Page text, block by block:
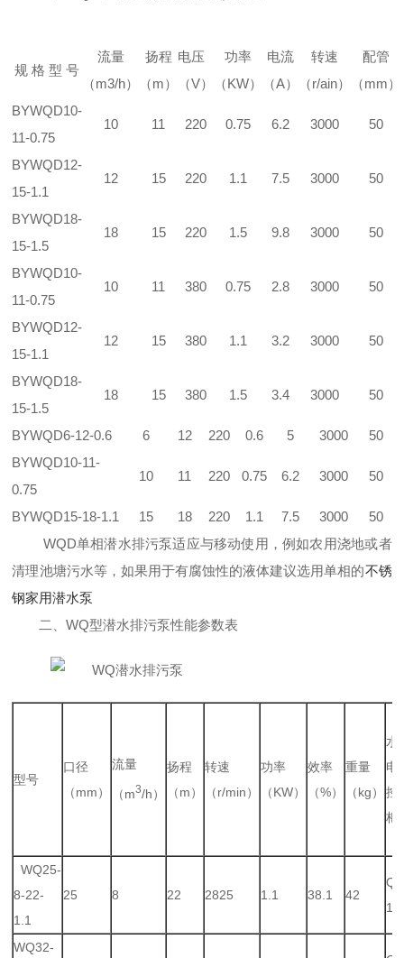
规 格 型 号
流量 扬程 电压 功率 电流 转速
配管
（m3/h）
（m） （V） （KW） （A） （r/ain）
（mm）
BYWQD10-
11-0.75
10 11 220 0.75 6.2 3000 50
BYWQD12-
15-1.1
12 15 220 1.1 7.5 3000 50
BYWQD18-
15-1.5
18 15 220 1.5 9.8 3000 50
BYWQD10-
11-0.75
10 11 380 0.75 2.8 3000 50
BYWQD12-
15-1.1
12 15 380 1.1 3.2 3000 50
BYWQD18-
15-1.5
18 15 380 1.5 3.4 3000 50
BYWQD6-12-0.6 6 12 220 0.6 5 3000
50
BYWQD10-11-
0.75
10 11 220 0.75 6.2 3000 50
BYWQD15-18-1.1 15 18 220 1.1 7.5 3000
50
WQD单相潜水排污泵适应与移动使用，例如农用浇地或者
清理池塘污水等，如果用于有腐蚀性的液体建议选用单相的不锈
钢家用潜水泵
二、WQ型潜水排污泵性能参数表
型号
口径
（mm）
流量
（m3/h）
扬程
（m）
转速
（r/min）
功率
（KW）
效率
（%）
重量
（kg）
柜
WQ25-
8-22-
1.1
25 8 22 2825 1.1 38.1 42
1.1
WQ32-